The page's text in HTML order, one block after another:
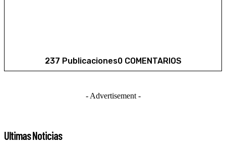
237 Publicaciones0 COMENTARIOS
- Advertisement -
Ultimas Noticias